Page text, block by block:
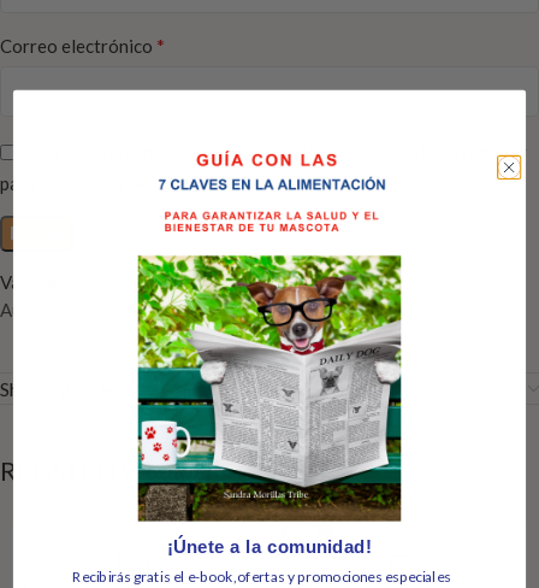
Valoraciones
Aún no hay reseñas
Correo electrónico *
Guarda mi nombre, correo electrónico y web en este navegador
para la próxima vez que comente.
Shipping & Delivery
RELATED PRODUCTS
¡Únete a la comunidad!
Recibirás gratis el e-book,ofertas y promociones especiales